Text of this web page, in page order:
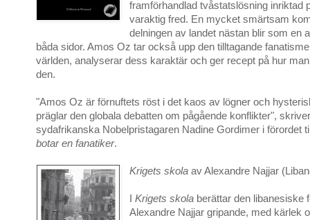
framförhandlad tvåstatslösning inriktad
varaktig fred. En mycket smärtsam
delningen av landet nästan blir som en
båda sidor. Amos Oz tar också upp den tilltagande
världen, analyserar dess karaktär och ger recept på hur
den.
"Amos Oz är förnuftets röst i det kaos av lögner och
präglar den globala debatten om pågående konflikter",
sydafrikanska Nobelpristagaren Nadine Gordimer i förordet
botar en fanatiker.
Krigets skola av Alexandre Najjar
IKrigets skola berättar den libanesiske
Alexandre Najjar gripande, med kärlek